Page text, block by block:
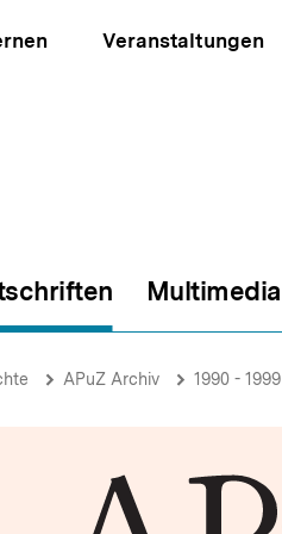
Veranstaltungen
Multimedia
APuZ Archiv 1990 - 1999